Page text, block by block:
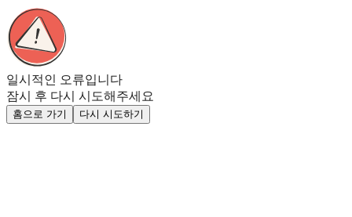
일시적인 오류입니다
잠시 후 다시 시도해주세요
홈으로 가기 다시 시도하기